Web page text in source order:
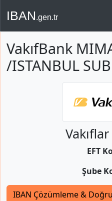
IBAN.gen.tr
VakıfBank
/ISTANBUL
EFT
Şube
IBAN Çözümleme &